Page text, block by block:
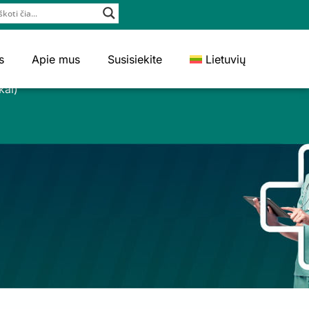
Apie mus Susisiekite Lietuvių